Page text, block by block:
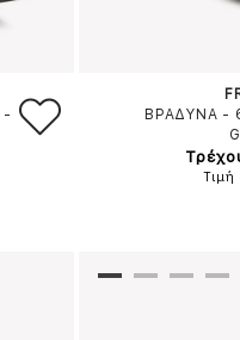
-
ΒΡΑΔΥΝΑ -
Τιμή